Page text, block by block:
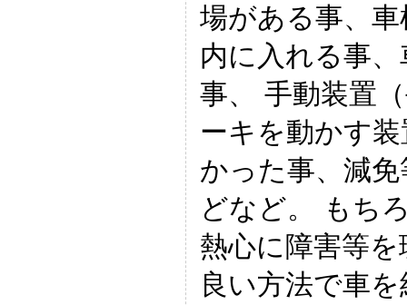
場がある事、
内に入れる事
事、 手動装置
ーキを動かす
かった事、減
どなど。 もち
熱心に障害等
良い方法で車